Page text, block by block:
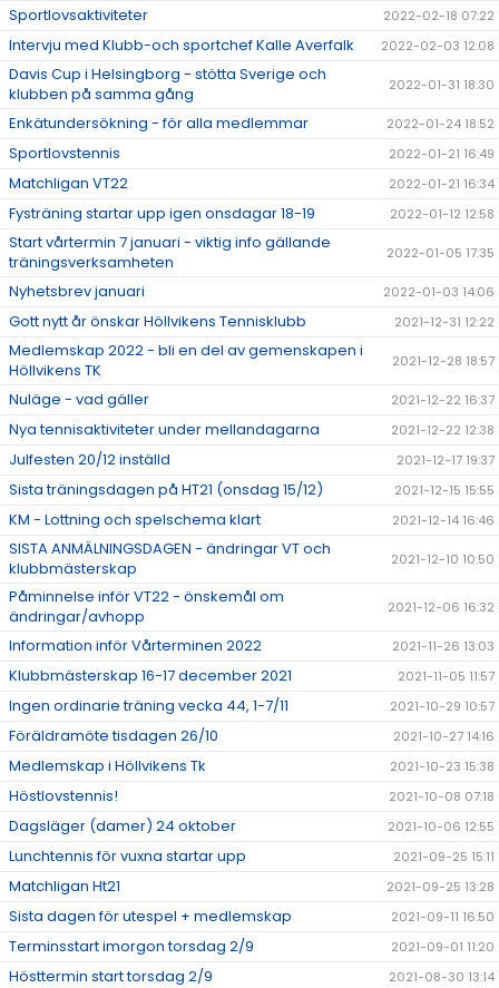
Sportlovsaktiviteter 2022-02-18 07:22
Intervju med Klubb-och sportchef Kalle Averfalk 2022-02-03 12:08
Davis Cup i Helsingborg - stötta Sverige och
klubben på samma gång
2022-01-31 18:30
Enkätundersökning - för alla medlemmar 2022-01-24 18:52
Sportlovstennis 2022-01-21 16:49
Matchligan VT22 2022-01-21 16:34
Fysträning startar upp igen onsdagar 18-19 2022-01-12 12:58
Start vårtermin 7 januari - viktig info gällande
träningsverksamheten
2022-01-05 17:35
Nyhetsbrev januari 2022-01-03 14:06
Gott nytt år önskar Höllvikens Tennisklubb 2021-12-31 12:22
Medlemskap 2022 - bli en del av gemenskapen i
Höllvikens TK
2021-12-28 18:57
Nuläge - vad gäller 2021-12-22 16:37
Nya tennisaktiviteter under mellandagarna 2021-12-22 12:38
Julfesten 20/12 inställd 2021-12-17 19:37
Sista träningsdagen på HT21 (onsdag 15/12) 2021-12-15 15:55
KM - Lottning och spelschema klart 2021-12-14 16:46
SISTA ANMÄLNINGSDAGEN - ändringar VT och
klubbmästerskap
2021-12-10 10:50
Påminnelse inför VT22 - önskemål om
ändringar/avhopp
2021-12-06 16:32
Information inför Vårterminen 2022 2021-11-26 13:03
Klubbmästerskap 16-17 december 2021 2021-11-05 11:57
Ingen ordinarie träning vecka 44, 1-7/11 2021-10-29 10:57
Föräldramöte tisdagen 26/10 2021-10-27 14:16
Medlemskap i Höllvikens Tk 2021-10-23 15:38
Höstlovstennis! 2021-10-08 07:18
Dagsläger (damer) 24 oktober 2021-10-06 12:55
Lunchtennis för vuxna startar upp 2021-09-25 15:11
Matchligan Ht21 2021-09-25 13:28
Sista dagen för utespel + medlemskap 2021-09-11 16:50
Terminsstart imorgon torsdag 2/9 2021-09-01 11:20
Hösttermin start torsdag 2/9 2021-08-30 13:14